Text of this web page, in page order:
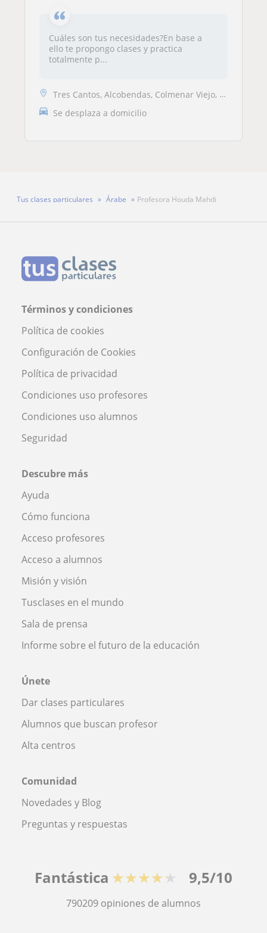
Cuáles son tus necesidades?En base a
ello te propongo clases y practica
totalmente p...
Tres Cantos, Alcobendas, Colmenar Viejo, San Sebastián de los Reyes
Se desplaza a domicilio
Tus clases particulares Árabe Profesora Houda Mahdi
Términos y condiciones
Política de cookies
Configuración de Cookies
Política de privacidad
Condiciones uso profesores
Condiciones uso alumnos
Seguridad
Descubre más
Ayuda
Cómo funciona
Acceso profesores
Acceso a alumnos
Misión y visión
Tusclases en el mundo
Sala de prensa
Informe sobre el futuro de la educación
Únete
Dar clases particulares
Alumnos que buscan profesor
Alta centros
Comunidad
Novedades y Blog
Preguntas y respuestas
Fantástica ★★★★★ 9,5/10
790209 opiniones de alumnos